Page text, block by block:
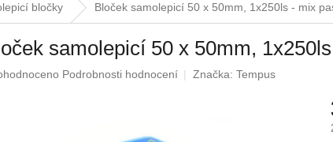
bločky Bloček samolepicí 50 x 50mm, 1x250ls - mix
samolepicí 50 x 50mm,
Podrobnosti hodnocení Značka: Tempus